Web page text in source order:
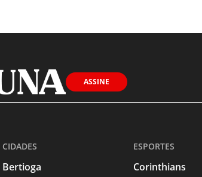
ASSINE
CIDADES
Bertioga
ESPORTES
Corinthians